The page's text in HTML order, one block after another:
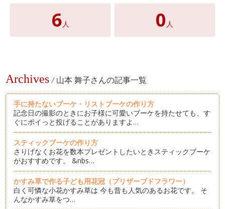
6人 0 人
Archives / 山本 舞子さんの記事一覧
手に持たないブーケ・リストブーケの作り方
記念日の撮影のときにお子様に可愛いブーケを持たせても、す
ぐにポイっと投げることがありますよ…
スティックブーケの作り方
さりげなくお花を数本プレゼントしたいときスティックブーケ
がおすすめです。 &nbs…
かすみ草で作る子ども用花冠（プリザーブドフラワー）
白く可憐な小花かすみ草は 今も昔も人気のあるお花です。 そ
んなかすみ草をつ…